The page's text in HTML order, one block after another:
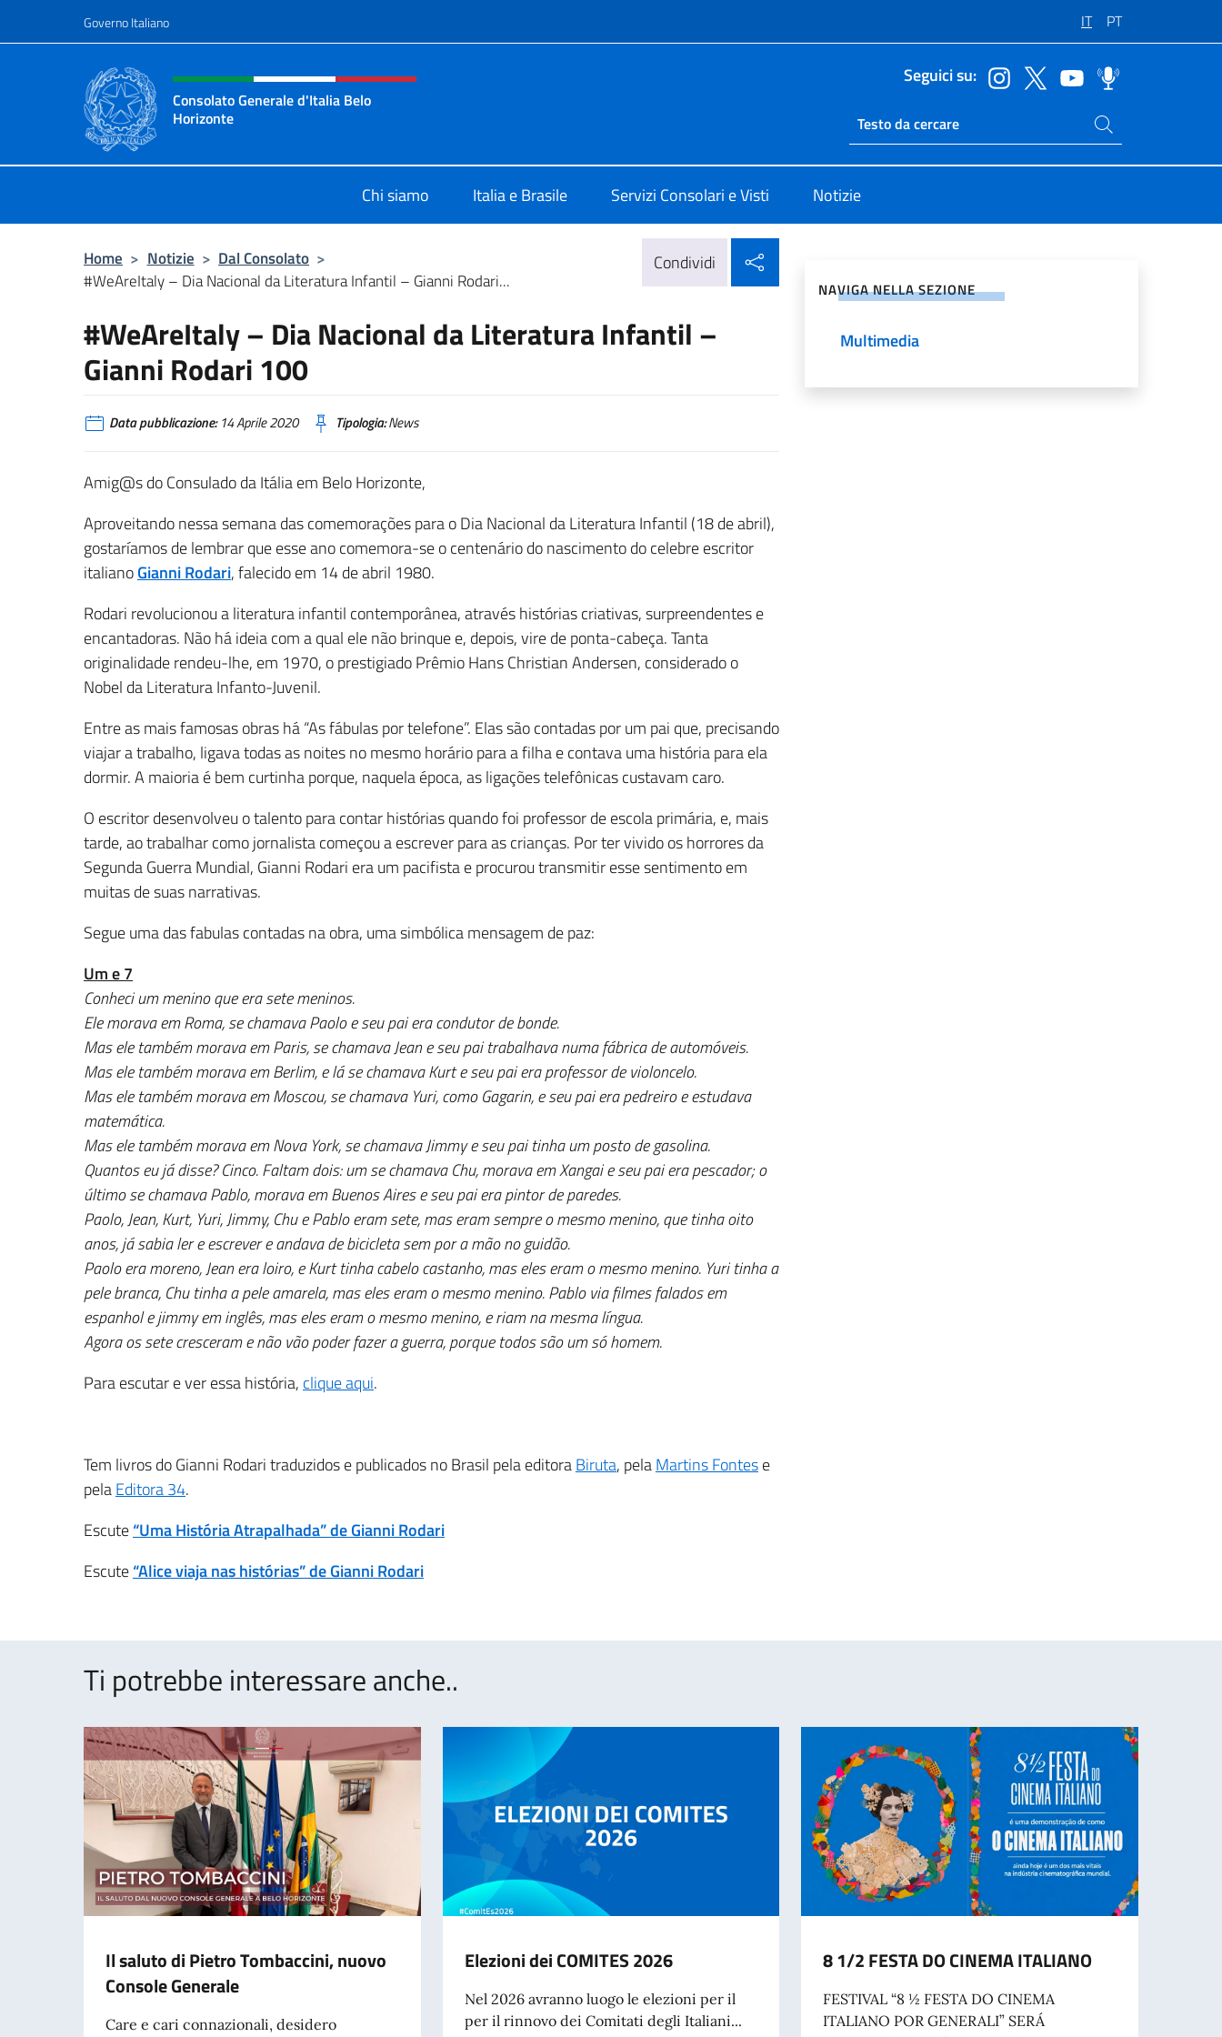
Governo Italiano IT PT
Intestazione sito, social e menù
Consolato Generale d'Italia Belo
Horizonte
Seguici su:
Ricerca sito live
Cerca nel sito
Chi siamo Italia e Brasile Servizi Consolari e Visti Notizie
Home > Notizie > Dal Consolato >
#WeAreItaly – Dia Nacional da Literatura Infantil – Gianni Rodari...
Condividi
#WeAreItaly – Dia Nacional da Literatura Infantil –
Gianni Rodari 100
Data pubblicazione:14 Aprile 2020 Tipologia:News
Amig@s do Consulado da Itália em Belo Horizonte,
Aproveitando nessa semana das comemorações para o Dia Nacional da Literatura Infantil (18 de abril),
gostaríamos de lembrar que esse ano comemora-se o centenário do nascimento do celebre escritor
italianoGianni Rodari, falecido em 14 de abril 1980.
Rodari revolucionou a literatura infantil contemporânea, através histórias criativas, surpreendentes e
encantadoras. Não há ideia com a qual ele não brinque e, depois, vire de ponta-cabeça. Tanta
originalidade rendeu-lhe, em 1970, o prestigiado Prêmio Hans Christian Andersen, considerado o
Nobel da Literatura Infanto-Juvenil.
Entre as mais famosas obras há “As fábulas por telefone”. Elas são contadas por um pai que, precisando
viajar a trabalho, ligava todas as noites no mesmo horário para a filha e contava uma história para ela
dormir. A maioria é bem curtinha porque, naquela época, as ligações telefônicas custavam caro.
O escritor desenvolveu o talento para contar histórias quando foi professor de escola primária, e, mais
tarde, ao trabalhar como jornalista começou a escrever para as crianças. Por ter vivido os horrores da
Segunda Guerra Mundial, Gianni Rodari era um pacifista e procurou transmitir esse sentimento em
muitas de suas narrativas.
Segue uma das fabulas contadas na obra, uma simbólica mensagem de paz:
Um e 7
Conheci um menino que era sete meninos.
Ele morava em Roma, se chamava Paolo e seu pai era condutor de bonde.
Mas ele também morava em Paris, se chamava Jean e seu pai trabalhava numa fábrica de automóveis.
Mas ele também morava em Berlim, e lá se chamava Kurt e seu pai era professor de violoncelo.
Mas ele também morava em Moscou, se chamava Yuri, como Gagarin, e seu pai era pedreiro e estudava
matemática.
Mas ele também morava em Nova York, se chamava Jimmy e seu pai tinha um posto de gasolina.
Quantos eu já disse? Cinco. Faltam dois: um se chamava Chu, morava em Xangai e seu pai era pescador; o
último se chamava Pablo, morava em Buenos Aires e seu pai era pintor de paredes.
Paolo, Jean, Kurt, Yuri, Jimmy, Chu e Pablo eram sete, mas eram sempre o mesmo menino, que tinha oito
anos, já sabia ler e escrever e andava de bicicleta sem por a mão no guidão.
Paolo era moreno, Jean era loiro, e Kurt tinha cabelo castanho, mas eles eram o mesmo menino. Yuri tinha a
pele branca, Chu tinha a pele amarela, mas eles eram o mesmo menino. Pablo via filmes falados em
espanhol e jimmy em inglês, mas eles eram o mesmo menino, e riam na mesma língua.
Agora os sete cresceram e não vão poder fazer a guerra, porque todos são um só homem.
Para escutar e ver essa história, clique aqui.
Tem livros do Gianni Rodari traduzidos e publicados no Brasil pela editoraBiruta, pelaMartins Fontese
pelaEditora 34.
Escute“Uma História Atrapalhada” de Gianni Rodari
Escute“Alice viaja nas histórias” de Gianni Rodari
NAVIGA NELLA SEZIONE
Multimedia
Ti potrebbe interessare anche..
Il saluto di Pietro Tombaccini, nuovo
Console Generale
Care e cari connazionali, desidero
Elezioni dei COMITES 2026
Nel 2026 avranno luogo le elezioni per il
per il rinnovo dei Comitati degli Italiani...
8 1/2 FESTA DO CINEMA ITALIANO
FESTIVAL “8 ½ FESTA DO CINEMA
ITALIANO POR GENERALI” SERÁ